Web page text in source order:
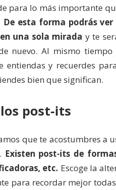
para lo más importante
De esta forma podrás
una sola mirada y te
nuevo. Al mismo
entiendas y recuerdes
bien que significan.
post-its
que te acostumbres a
Existen post-its de
etc. Escoge la
para recordar mejor